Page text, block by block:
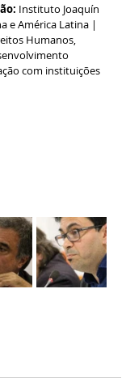
Instituto Joaquín
e América Latina |
Humanos,
com instituições